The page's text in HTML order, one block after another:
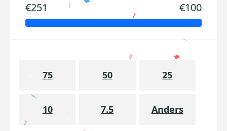
€251 €100
75 50 25
10 7.5 Anders